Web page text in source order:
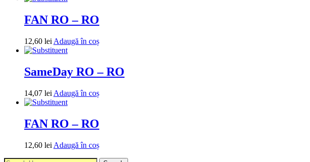
FAN RO – RO
12,60 lei Adaugă în coș
SameDay RO – RO
14,07 lei Adaugă în coș
FAN RO – RO
12,60 lei Adaugă în coș